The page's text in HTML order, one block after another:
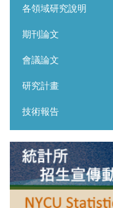
各領域研究說明
期刊論文
會議論文
研究計畫
技術報告